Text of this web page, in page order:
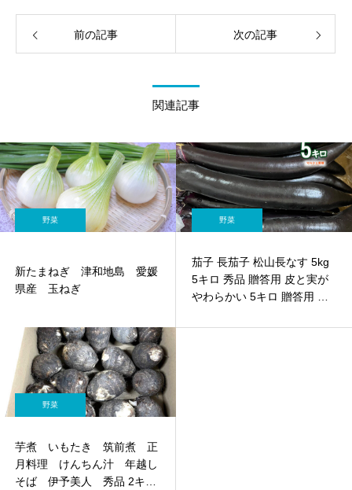
前の記事 次の記事
関連記事
野菜
新たまねぎ 津和地島 愛媛
県産 玉ねぎ
野菜
茄子 長茄子 松山長なす 5kg
5キロ 秀品 贈答用 皮と実が
やわらかい 5キロ 贈答用 愛
野菜
芋煮 いもたき 筑前煮 正
月料理 けんちん汁 年越し
そば 伊予美人 秀品 2キ